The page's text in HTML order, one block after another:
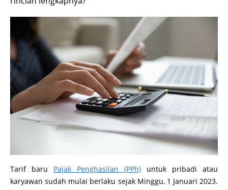
Tarif baru Pajak Penghasilan (PPh) untuk pribadi atau
karyawan sudah mulai berlaku sejak Minggu, 1 Januari 2023.